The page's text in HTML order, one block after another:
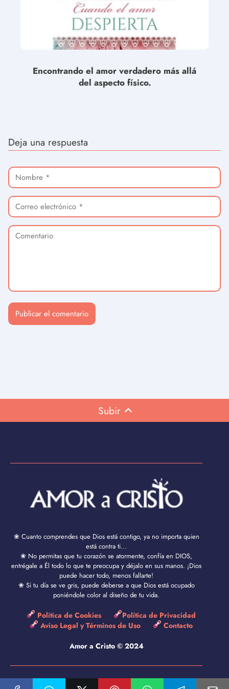
Encontrando el amor verdadero más allá
del aspecto físico.
Deja una respuesta
Subir
❀ Cuanto comprendes que Dios está contigo, ya no importa quien
está contra ti...
❀ No permitas que tu corazón se atormente, confía en DIOS,
entrégale a Él todo lo que te preocupa y déjalo en sus manos. ¡Dios
puede hacer todo, menos fallarte!
❀ Si tu día se ve gris, puede deberse a que Dios está ocupado
poniéndole color al diseño de tu vida.
Política de Cookies
Política de Privacidad
Aviso Legal y Términos de Uso
Contacto
Amor a Cristo © 2024